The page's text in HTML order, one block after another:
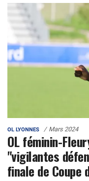
OL LYONNES Mars 2024
OL féminin-
"vigilantes
finale de Coupe